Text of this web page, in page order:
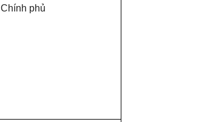
Chính phủ